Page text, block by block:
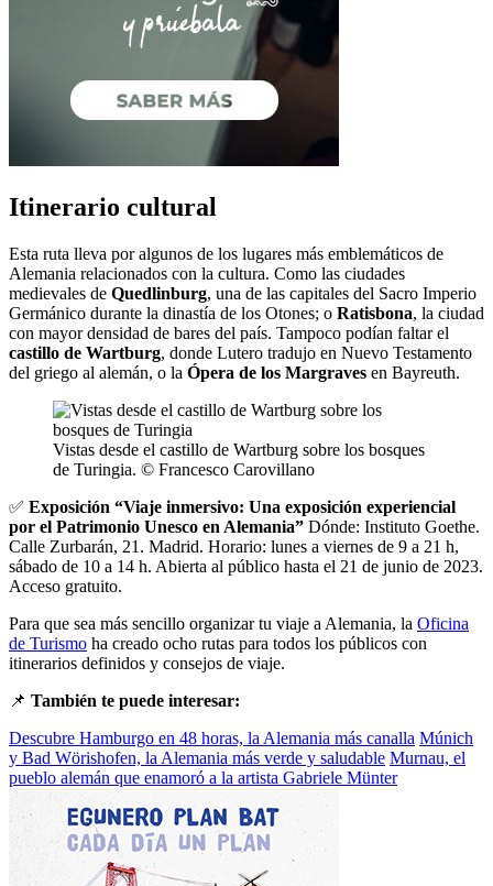
Itinerario cultural
Esta ruta lleva por algunos de los lugares más emblemáticos de
Alemania relacionados con la cultura. Como las ciudades
medievales de Quedlinburg, una de las capitales del Sacro Imperio
Germánico durante la dinastía de los Otones; o Ratisbona, la ciudad
con mayor densidad de bares del país. Tampoco podían faltar el
castillo de Wartburg, donde Lutero tradujo en Nuevo Testamento
del griego al alemán, o la Ópera de los Margraves en Bayreuth.
Vistas desde el castillo de Wartburg sobre los bosques
de Turingia. © Francesco Carovillano
✅ Exposición “Viaje inmersivo: Una exposición experiencial
por el Patrimonio Unesco en Alemania” Dónde: Instituto Goethe.
Calle Zurbarán, 21. Madrid. Horario: lunes a viernes de 9 a 21 h,
sábado de 10 a 14 h. Abierta al público hasta el 21 de junio de 2023.
Acceso gratuito.
Para que sea más sencillo organizar tu viaje a Alemania, la Oficina
de Turismo ha creado ocho rutas para todos los públicos con
itinerarios definidos y consejos de viaje.
📌 También te puede interesar:
Descubre Hamburgo en 48 horas, la Alemania más canalla Múnich
y Bad Wörishofen, la Alemania más verde y saludable Murnau, el
pueblo alemán que enamoró a la artista Gabriele Münter